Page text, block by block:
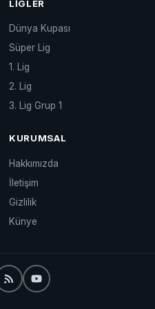
LIGLER
Dünya Kupası
Süper Lig
1. Lig
2. Lig
3. Lig Grup 1
KURUMSAL
Hakkımızda
İletişim
Gizlilik
Künye